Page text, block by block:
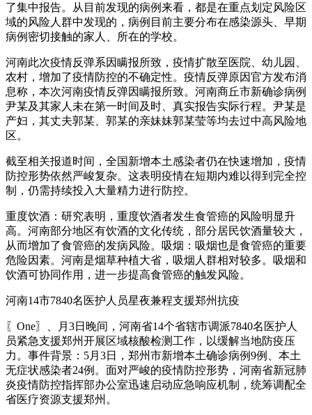
了集中报告。从目前发现的病例来看，都是在重点划定风险区
域的风险人群中发现的，病例目前主要分布在感染源头、早期
病例密切接触的家人、所在的学校。
河南此次疫情反弹系因瞒报所致，疫情扩散至医院、幼儿园、
农村，增加了疫情防控的不确定性。疫情反弹原因官方发布消
息称，本次河南疫情反弹因瞒报所致。河南商丘市新确诊病例
尹某及其家人未在第一时间及时、真实报告实际行程。尹某是
产妇，其丈夫郭某、郭某的亲妹妹郭某莹等均去过中高风险地
区。
截至相关报道时间，全国新增本土感染者仍在快速增加，疫情
防控形势依然严峻复杂。这表明疫情在短期内难以得到完全控
制，仍需持续投入大量精力进行防控。
重度饮酒：研究表明，重度饮酒者发生食管癌的风险明显升
高。河南部分地区有饮酒的文化传统，部分居民饮酒量较大，
从而增加了食管癌的发病风险。吸烟：吸烟也是食管癌的重要
危险因素。河南是烟草种植大省，吸烟人群相对较多。吸烟和
饮酒可协同作用，进一步提高食管癌的触发风险。
河南14市7840名医护人员星夜兼程支援郑州抗疫
〖One〗、月3日晚间，河南省14个省辖市调派7840名医护人
员紧急支援郑州开展区域核酸检测工作，以缓解当地防疫压
力。事件背景：5月3日，郑州市新增本土确诊病例9例、本土
无症状感染者24例。面对严峻的疫情防控形势，河南省新冠肺
炎疫情防控指挥部办公室迅速启动应急响应机制，统筹调配全
省医疗资源支援郑州。